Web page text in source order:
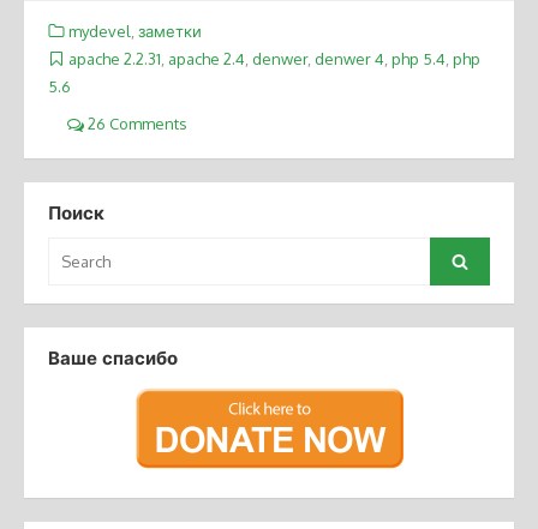
mydevel заметки
apache 2.2.31 apache 2.4 denwer, denwer 4 php 5.4 php
5.6
26 Comments
Поиск
for:
Search
Ваше спасибо